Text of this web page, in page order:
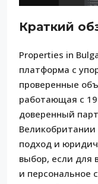
Краткий
Properties in
платформа с
проверенные
работающая с
доверенный
подход и
выбор, если для
и персональное